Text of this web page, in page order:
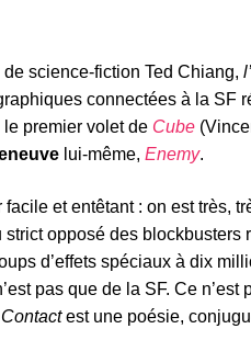
science-fiction Ted Chiang,
connectées à la SF
premier volet de Cube
lui-même, Enemy.
et entêtant : on est très,
opposé des blockbusters
d’effets spéciaux à dix
pas que de la SF. Ce n’est
est une poésie,